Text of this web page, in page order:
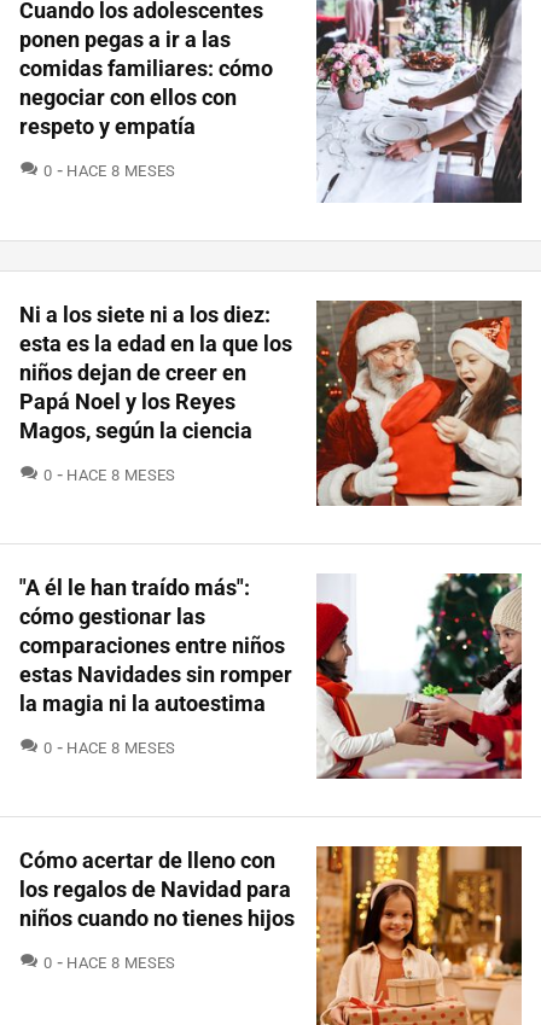
Cuando los adolescentes
ponen pegas a ir a las
comidas familiares: cómo
negociar con ellos con
respeto y empatía
0 COMENTARIOS
HACE 8 MESES
Ni a los siete ni a los diez:
esta es la edad en la que los
niños dejan de creer en
Papá Noel y los Reyes
Magos, según la ciencia
0 COMENTARIOS
HACE 8 MESES
"A él le han traído más":
cómo gestionar las
comparaciones entre niños
estas Navidades sin romper
la magia ni la autoestima
0 COMENTARIOS
HACE 8 MESES
Cómo acertar de lleno con
los regalos de Navidad para
niños cuando no tienes hijos
0 COMENTARIOS
HACE 8 MESES